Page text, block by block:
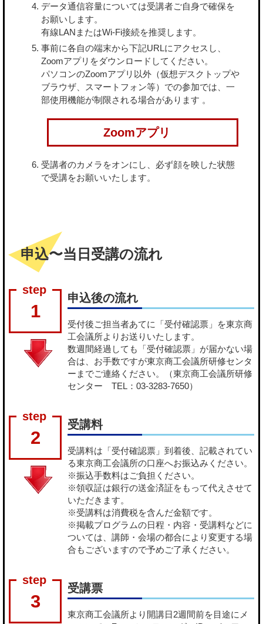
データ通信容量については受講者ご自身で確保を
お願いします。
有線LANまたはWi-Fi接続を推奨します。
事前に各自の端末から下記URLにアクセスし、
Zoomアプリをダウンロードしてください。
パソコンのZoomアプリ以外（仮想デスクトップや
ブラウザ、スマートフォン等）での参加では、一
部使用機能が制限される場合があります 。
Zoomアプリ
受講者のカメラをオンにし、必ず顔を映した状態
で受講をお願いいたします。
申込〜当日受講の流れ
1
申込後の流れ
受付後ご担当者あてに「受付確認票」を東京商
工会議所よりお送りいたします。
数週間経過しても「受付確認票」が届かない場
合は、お手数ですが東京商工会議所研修センタ
ーまでご連絡ください。（東京商工会議所研修
センター TEL：03-3283-7650）
2
受講料
受講料は「受付確認票」到着後、記載されてい
る東京商工会議所の口座へお振込みください。
※振込手数料はご負担ください。
※領収証は銀行の送金済証をもって代えさせて
いただきます。
※受講料は消費税を含んだ金額です。
※掲載プログラムの日程・内容・受講料などに
ついては、講師・会場の都合により変更する場
合もございますので予めご了承ください。
3
受講票
東京商工会議所より開講日2週間前を目途にメ